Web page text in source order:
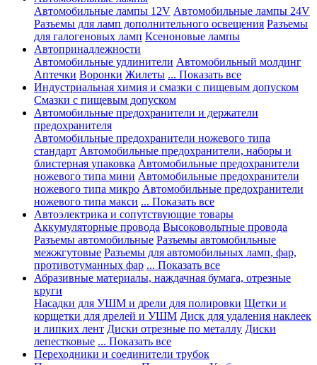
Автомобильные лампы 12V Автомобильные лампы 24V
Разъемы для ламп дополнительного освещения Разъемы
для галогеновых ламп Ксеноновые лампы
Автопринадлежности
Автомобильные удлинители Автомобильный молдинг
Аптечки Воронки Жилеты ... Показать все
Индустриальная химия и смазки с пищевым допуском
Смазки с пищевым допуском
Автомобильные предохранители и держатели
предохранителя
Автомобильные предохранители ножевого типа
стандарт Автомобильные предохранители, наборы и
блистерная упаковка Автомобильные предохранители
ножевого типа мини Автомобильные предохранители
ножевого типа микро Автомобильные предохранители
ножевого типа макси ... Показать все
Автоэлектрика и сопутствующие товары
Аккумуляторные провода Высоковольтные провода
Разъемы автомобильные Разъемы автомобильные
межжгутовые Разъемы для автомобильных ламп, фар,
противотуманных фар ... Показать все
Абразивные материалы, наждачная бумага, отрезные
круги
Насадки для УШМ и дрели для полировки Щетки и
корщетки для дрелей и УШМ Диск для удаления наклеек
и липких лент Диски отрезные по металлу Диски
лепестковые ... Показать все
Переходники и соединители трубок